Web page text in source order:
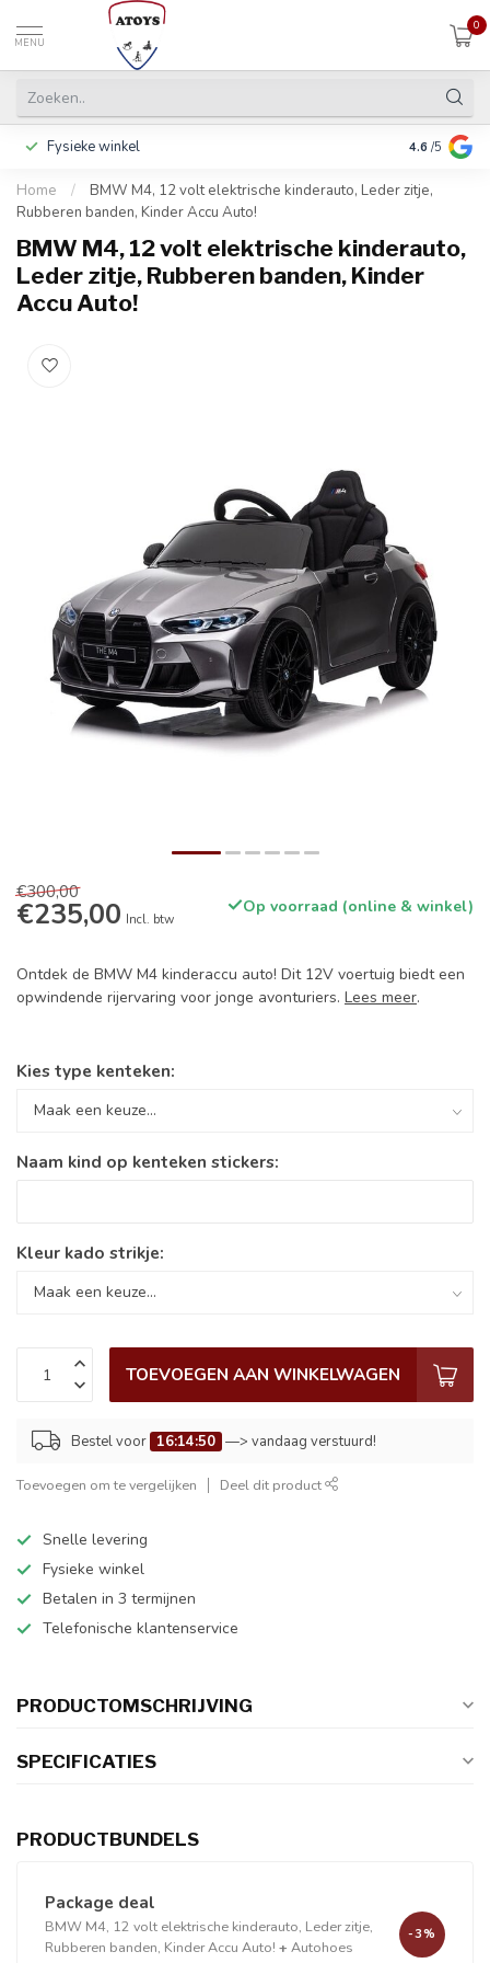
MENU
0
Fysieke winkel Betalen in
4.6 /5
Home /
BMW M4, 12 volt elektrische kinderauto, Leder zitje,
Rubberen banden, Kinder Accu Auto!
BMW M4, 12 volt elektrische kinderauto,
Leder zitje, Rubberen banden, Kinder
Accu Auto!
€300,00
€235,00 Incl. btw
Op voorraad (online & winkel)
Ontdek de BMW M4 kinderaccu auto! Dit 12V voertuig biedt een
opwindende rijervaring voor jonge avonturiers. Lees meer.
Kies type kenteken:
Naam kind op kenteken stickers:
Kleur kado strikje:
TOEVOEGEN AAN WINKELWAGEN
Bestel voor 16:14:50 —> vandaag verstuurd!
Toevoegen om te vergelijken Deel dit product
Snelle levering
Fysieke winkel
Betalen in 3 termijnen
Telefonische klantenservice
PRODUCTOMSCHRIJVING
SPECIFICATIES
PRODUCTBUNDELS
Package deal
BMW M4, 12 volt elektrische kinderauto, Leder zitje,
Rubberen banden, Kinder Accu Auto! + Autohoes
-3%